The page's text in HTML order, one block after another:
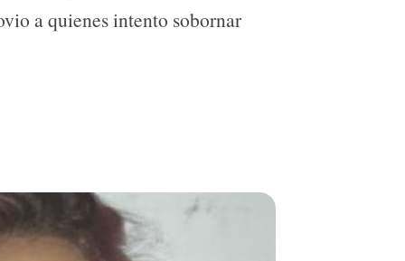
a quienes intento sobornar